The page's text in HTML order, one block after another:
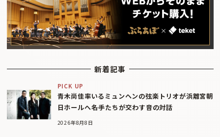
新着記事
PICK UP
青木尚佳率いるミュンヘンの弦楽トリオが浜離宮朝
日ホールへ――名手たちが交わす音の対話
2026年8月8日